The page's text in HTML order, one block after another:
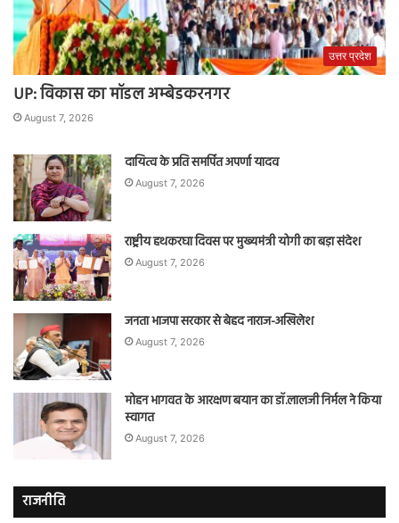
उत्तर प्रदेश
UP: विकास का मॉडल अम्बेडकरनगर
August 7, 2026
दायित्व के प्रति समर्पित अपर्णा यादव
August 7, 2026
राष्ट्रीय हथकरघा दिवस पर मुख्यमंत्री योगी का बड़ा संदेश
August 7, 2026
जनता भाजपा सरकार से बेहद नाराज-अखिलेश
August 7, 2026
मोहन भागवत के आरक्षण बयान का डॉ.लालजी निर्मल ने किया
स्वागत
August 7, 2026
राजनीति